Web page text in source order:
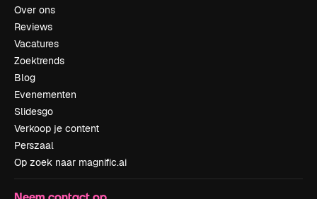
Over ons
Reviews
Vacatures
Zoektrends
Blog
Evenementen
Slidesgo
Verkoop je content
Perszaal
Op zoek naar magnific.ai